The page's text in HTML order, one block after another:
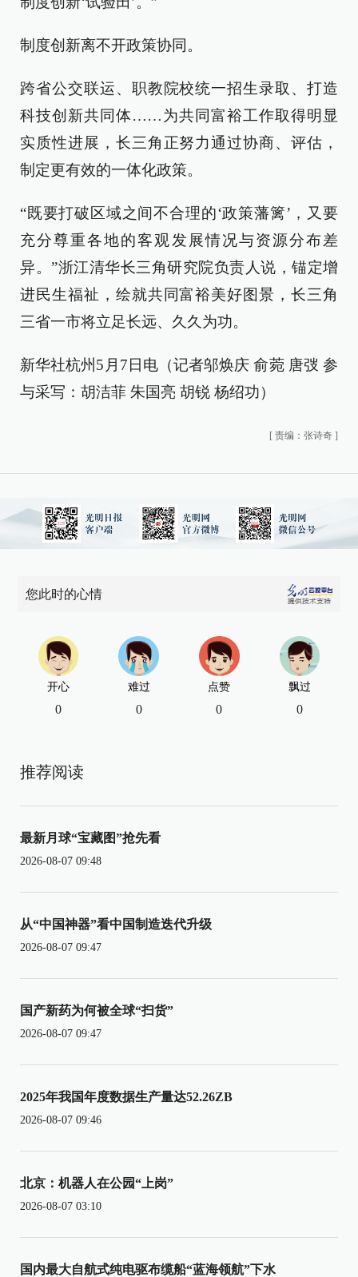
制度创新离不开政策协同。
跨省公交联运、职教院校统一招生录取、打造
科技创新共同体……为共同富裕工作取得明显
实质性进展，长三角正努力通过协商、评估，
制定更有效的一体化政策。
“既要打破区域之间不合理的‘政策藩篱’，又要
充分尊重各地的客观发展情况与资源分布差
异。”浙江清华长三角研究院负责人说，锚定增
进民生福祉，绘就共同富裕美好图景，长三角
三省一市将立足长远、久久为功。
新华社杭州5月7日电（记者邬焕庆 俞菀 唐弢 参
与采写：胡洁菲 朱国亮 胡锐 杨绍功）
[ 责编：张诗奇 ]
您此时的心情
开心
0
难过
0
点赞
0
飘过
0
推荐阅读
最新月球“宝藏图”抢先看
2026-08-07 09:48
从“中国神器”看中国制造迭代升级
2026-08-07 09:47
国产新药为何被全球“扫货”
2026-08-07 09:47
2025年我国年度数据生产量达52.26ZB
2026-08-07 09:46
北京：机器人在公园“上岗”
2026-08-07 03:10
国内最大自航式纯电驱布缆船“蓝海领航”下水